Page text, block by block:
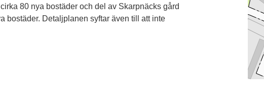
80 nya bostäder och del av Skarpnäcks gård
bostäder. Detaljplanen syftar även till att inte